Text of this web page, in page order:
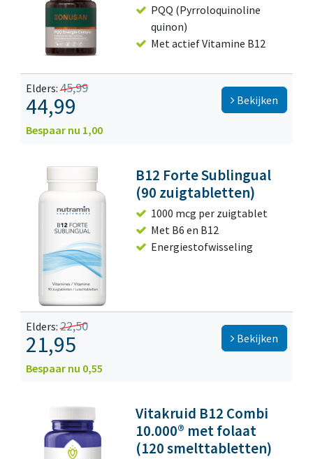
PQQ (Pyrroloquinoline
quinon)
Met actief Vitamine B12
Elders:45,99
44,99
Bespaar nu 1,00
Bekijken
B12 Forte Sublingual
(90 zuigtabletten)
1000 mcg per zuigtablet
Met B6 en B12
Energiestofwisseling
Elders:22,50
21,95
Bespaar nu 0,55
Bekijken
Vitakruid B12 Combi
10.000® met folaat
(120 smelttabletten)